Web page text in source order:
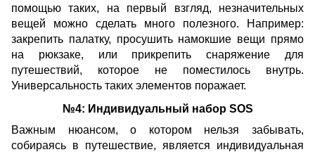
помощью таких, на первый взгляд, незначительных
вещей можно сделать много полезного. Например:
закрепить палатку, просушить намокшие вещи прямо
на рюкзаке, или прикрепить снаряжение для
путешествий, которое не поместилось внутрь.
Универсальность таких элементов поражает.
№4: Индивидуальный набор SOS
Важным нюансом, о котором нельзя забывать,
собираясь в путешествие, является индивидуальная